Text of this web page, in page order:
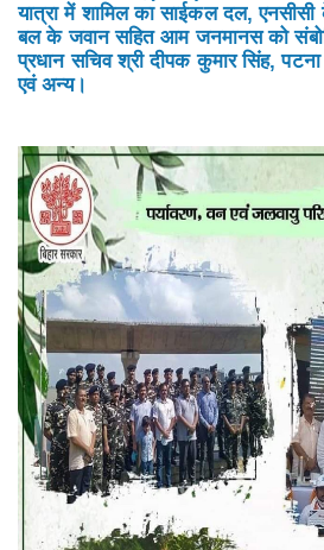
यात्रा में शामिल का साईकल दल,
बल के जवान सहित आम जनमानस को
प्रधान सचिव श्री दीपक कुमार सिंह,
एवं अन्य।